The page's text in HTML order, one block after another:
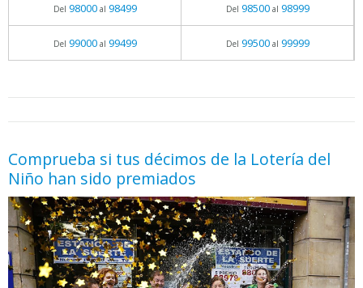
Del 98000al 98499 Del 98500al 98999
Del 99000al 99499 Del 99500al 99999
Comprueba si tus décimos de la Lotería del
Niño han sido premiados